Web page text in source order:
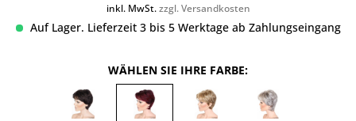
inkl. MwSt.zzgl. Versandkosten
Auf Lager. Lieferzeit 3 bis 5 Werktage ab Zahlungseingang
WÄHLEN SIE IHRE FARBE: